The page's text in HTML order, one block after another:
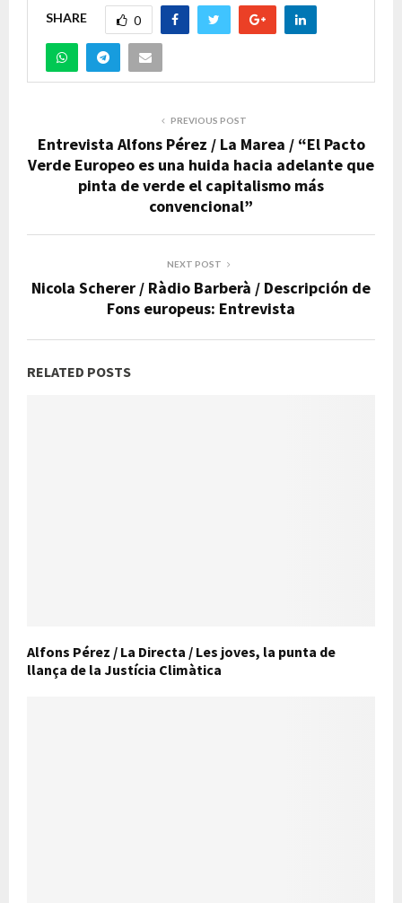
SHARE 0
PREVIOUS POST
Entrevista Alfons Pérez / La Marea / “El Pacto
Verde Europeo es una huida hacia adelante que
pinta de verde el capitalismo más
convencional”
NEXT POST
Nicola Scherer / Ràdio Barberà / Descripción de
Fons europeus: Entrevista
RELATED POSTS
Alfons Pérez / La Directa / Les joves, la punta de
llança de la Justícia Climàtica